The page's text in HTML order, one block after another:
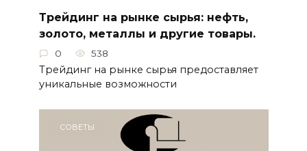
Трейдинг на рынке сырья: нефть,
золото, металлы и другие товары.
0 538
Трейдинг на рынке сырья предоставляет
уникальные возможности
СОВЕТЫ